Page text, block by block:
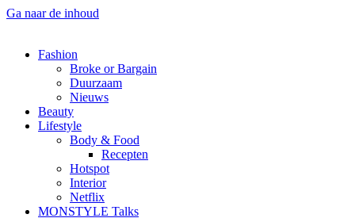
Ga naar de inhoud
Fashion
Broke or Bargain
Duurzaam
Nieuws
Beauty
Lifestyle
Body & Food
Recepten
Hotspot
Interior
Netflix
MONSTYLE Talks